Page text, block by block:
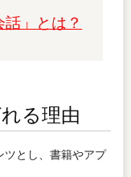
」とは？
る理由
ツとし、書籍やアプ